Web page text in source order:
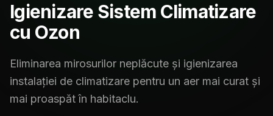
Igienizare Sistem Climatizare
cu Ozon
Eliminarea mirosurilor neplăcute și igienizarea
instalației de climatizare pentru un aer mai curat și
mai proaspăt în habitaclu.